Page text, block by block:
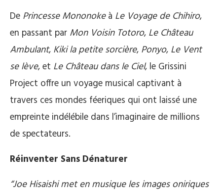
De Princesse Mononokeà Le Voyage de Chihiro,
en passant par Mon Voisin Totoro, Le Château
Ambulant, Kiki la petite sorcière, Ponyo, Le Vent
se lève, et Le Château dans le Ciel, le Grissini
Project offre un voyage musical captivant à
travers ces mondes féeriques qui ont laissé une
empreinte indélébile dans l’imaginaire de millions
de spectateurs.
Réinventer Sans Dénaturer
“Joe Hisaishi met en musique les images oniriques